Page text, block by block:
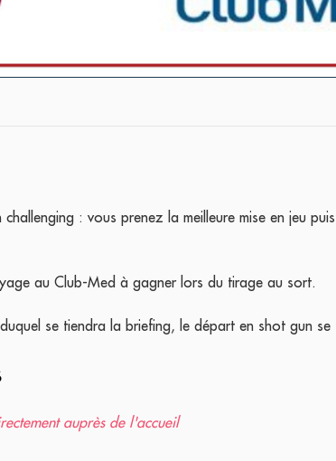
: vous prenez la meilleure mise en jeu
au Club-Med à gagner lors du tirage au sort.
se tiendra la briefing, le départ en shot gun se
auprès de l'accueil